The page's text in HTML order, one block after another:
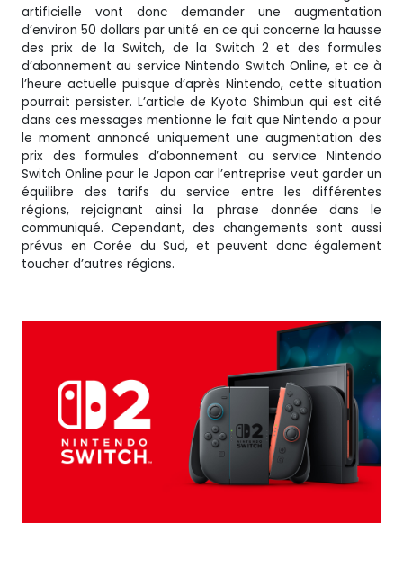
artificielle vont donc demander une augmentation
d’environ 50 dollars par unité en ce qui concerne la hausse
des prix de la Switch, de la Switch 2 et des formules
d’abonnement au service Nintendo Switch Online, et ce à
l’heure actuelle puisque d’après Nintendo, cette situation
pourrait persister. L’article de Kyoto Shimbun qui est cité
dans ces messages mentionne le fait que Nintendo a pour
le moment annoncé uniquement une augmentation des
prix des formules d’abonnement au service Nintendo
Switch Online pour le Japon car l’entreprise veut garder un
équilibre des tarifs du service entre les différentes
régions, rejoignant ainsi la phrase donnée dans le
communiqué. Cependant, des changements sont aussi
prévus en Corée du Sud, et peuvent donc également
toucher d’autres régions.